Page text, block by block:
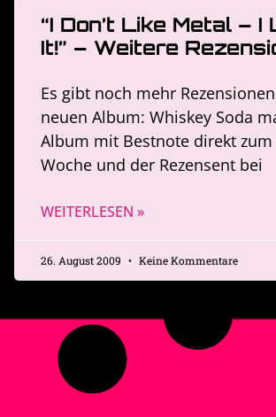
“I Don’t Like Metal – I
It!” – Weitere
Es gibt noch mehr
neuen Album: Whiskey Soda
Album mit Bestnote direkt
Woche und der Rezensent bei
WEITERLESEN »
26. August 2009 Keine Kommentare